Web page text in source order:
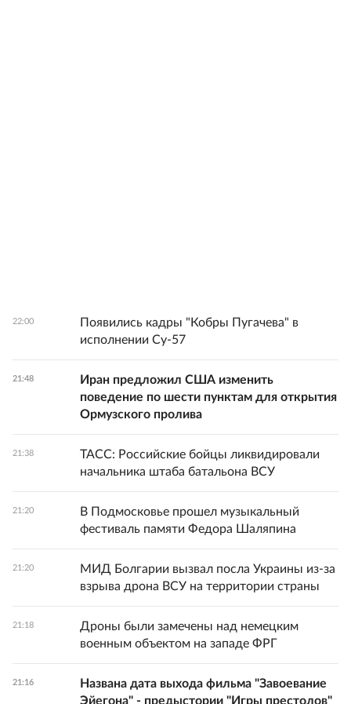
22:00
Появились кадры "Кобры Пугачева" в
исполнении Су-57
21:48
Иран предложил США изменить
поведение по шести пунктам для открытия
Ормузского пролива
21:38
ТАСС: Российские бойцы ликвидировали
начальника штаба батальона ВСУ
21:20
В Подмосковье прошел музыкальный
фестиваль памяти Федора Шаляпина
21:20
МИД Болгарии вызвал посла Украины из-за
взрыва дрона ВСУ на территории страны
21:18
Дроны были замечены над немецким
военным объектом на западе ФРГ
21:16
Названа дата выхода фильма "Завоевание
Эйегона" - предыстории "Игры престолов"